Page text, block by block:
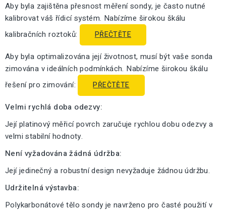
Aby byla zajištěna přesnost měření sondy, je často nutné
kalibrovat váš řídicí systém. Nabízíme širokou škálu
kalibračních roztoků:
PŘEČTĚTE
Aby byla optimalizována její životnost, musí být vaše sonda
zimována v ideálních podmínkách. Nabízíme širokou škálu
řešení pro zimování:
PŘEČTĚTE
Velmi rychlá doba odezvy:
Její platinový měřicí povrch zaručuje rychlou dobu odezvy a
velmi stabilní hodnoty.
Není vyžadována žádná údržba:
Její jedinečný a robustní design nevyžaduje žádnou údržbu.
Udržitelná výstavba:
Polykarbonátové tělo sondy je navrženo pro časté použití v